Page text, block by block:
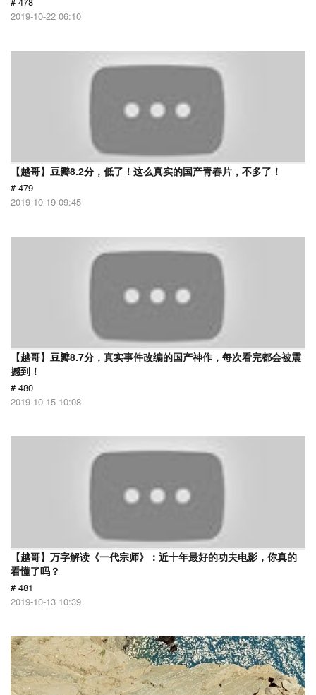
2019-10-22 06:10
【越哥】豆瓣8.2分，低了！这么真实的国产青春片，不多了！
# 479
2019-10-19 09:45
【越哥】豆瓣8.7分，真实事件改编的国产神作，每次看完都会被震
撼到！
# 480
2019-10-15 10:08
【越哥】万字解读《一代宗师》：近十年最好的功夫电影，你真的
看懂了吗？
# 481
2019-10-13 10:39